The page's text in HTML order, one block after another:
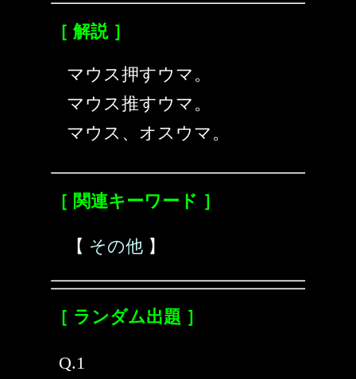
［ 解説 ］
マウス押すウマ。
マウス推すウマ。
マウス、オスウマ。
［ 関連キーワード ］
【 その他 】
［ ランダム出題 ］
Q.1